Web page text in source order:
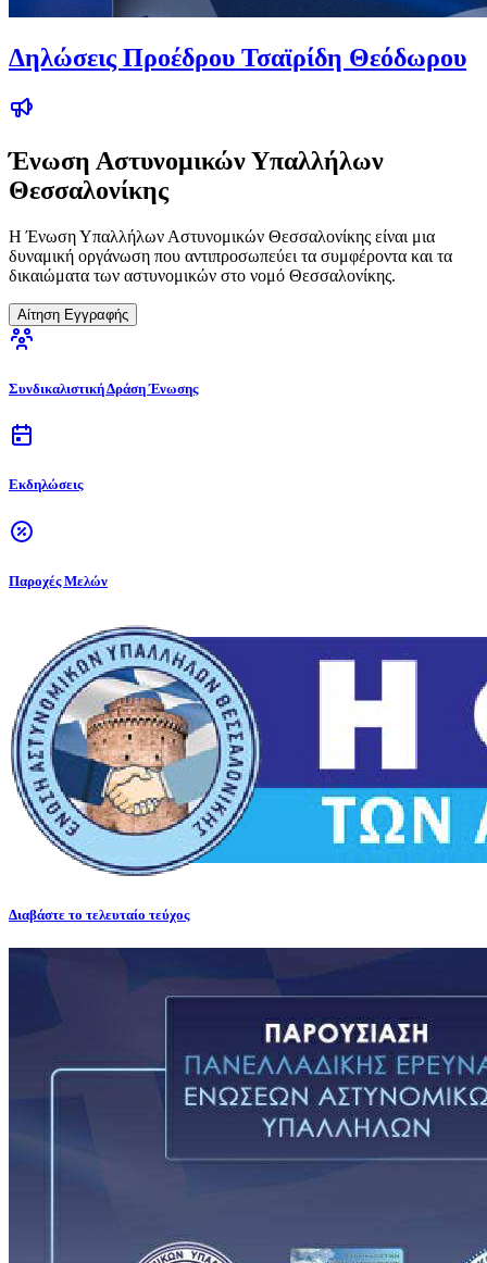
Δηλώσεις Προέδρου Τσαϊρίδη Θεόδωρου
Ένωση Αστυνομικών Υπαλλήλων
Θεσσαλονίκης
Η Ένωση Υπαλλήλων Αστυνομικών Θεσσαλονίκης είναι μια
δυναμική οργάνωση που αντιπροσωπεύει τα συμφέροντα και τα
δικαιώματα των αστυνομικών στο νομό Θεσσαλονίκης.
Αίτηση Εγγραφής
Συνδικαλιστική Δράση Ένωσης
Εκδηλώσεις
Παροχές Μελών
Διαβάστε το τελευταίο τεύχος